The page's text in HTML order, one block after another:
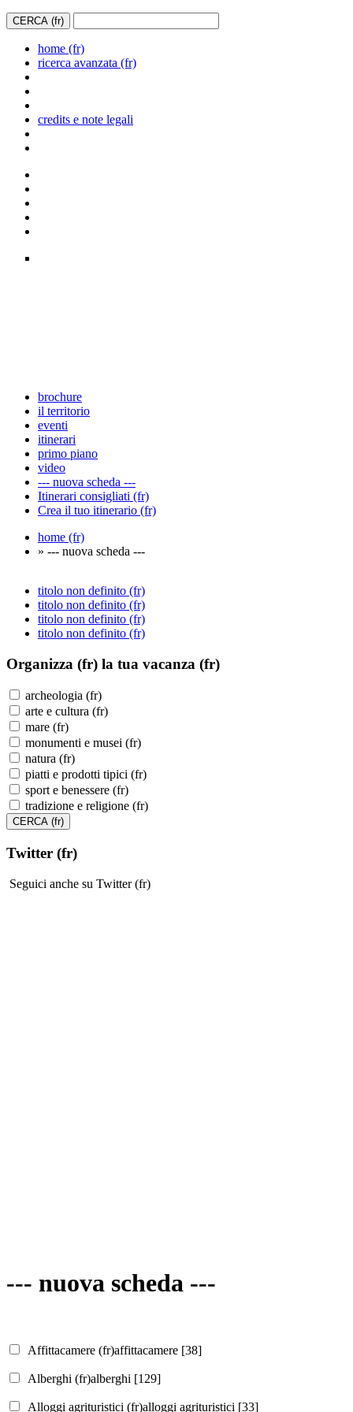
home (fr)
ricerca avanzata (fr)
credits e note legali
brochure
il territorio
eventi
itinerari
primo piano
video
--- nuova scheda ---
Itinerari consigliati (fr)
Crea il tuo itinerario (fr)
home (fr)
» --- nuova scheda ---
titolo non definito (fr)
titolo non definito (fr)
titolo non definito (fr)
titolo non definito (fr)
Organizza (fr) la tua vacanza (fr)
archeologia (fr)
arte e cultura (fr)
mare (fr)
monumenti e musei (fr)
natura (fr)
piatti e prodotti tipici (fr)
sport e benessere (fr)
tradizione e religione (fr)
Twitter (fr)
Seguici anche su Twitter (fr)
--- nuova scheda ---
Affittacamere (fr)affittacamere [38]
Alberghi (fr)alberghi [129]
Alloggi agrituristici (fr)alloggi agrituristici [33]